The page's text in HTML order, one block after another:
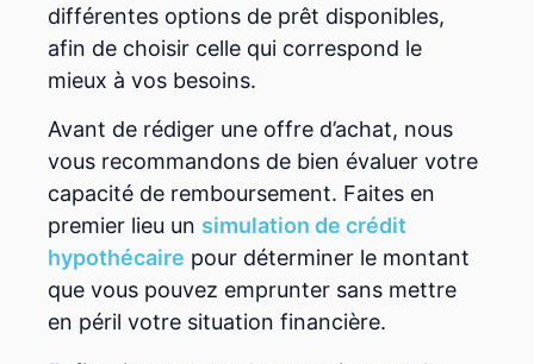
différentes options de prêt disponibles,
afin de choisir celle qui correspond le
mieux à vos besoins.
Avant de rédiger une offre d’achat, nous
vous recommandons de bien évaluer votre
capacité de remboursement. Faites en
premier lieu un simulation de crédit
hypothécaire pour déterminer le montant
que vous pouvez emprunter sans mettre
en péril votre situation financière.